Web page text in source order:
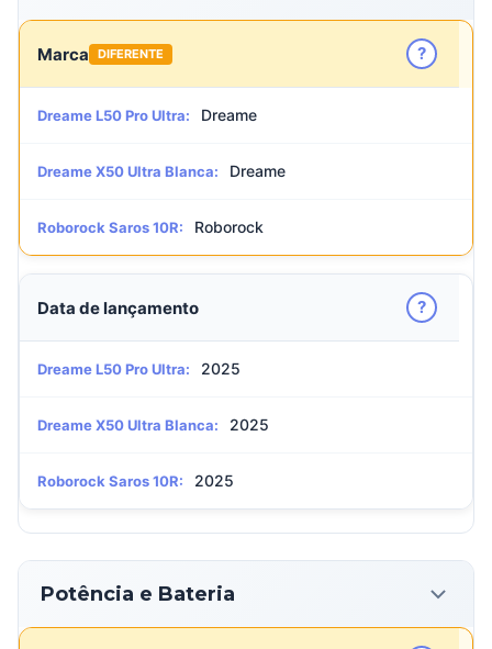
Marca DIFERENTE ?
Dreame L50 Pro Ultra: Dreame
Dreame X50 Ultra Blanca: Dreame
Roborock Saros 10R: Roborock
Data de lançamento ?
Dreame L50 Pro Ultra: 2025
Dreame X50 Ultra Blanca: 2025
Roborock Saros 10R: 2025
Potência e Bateria